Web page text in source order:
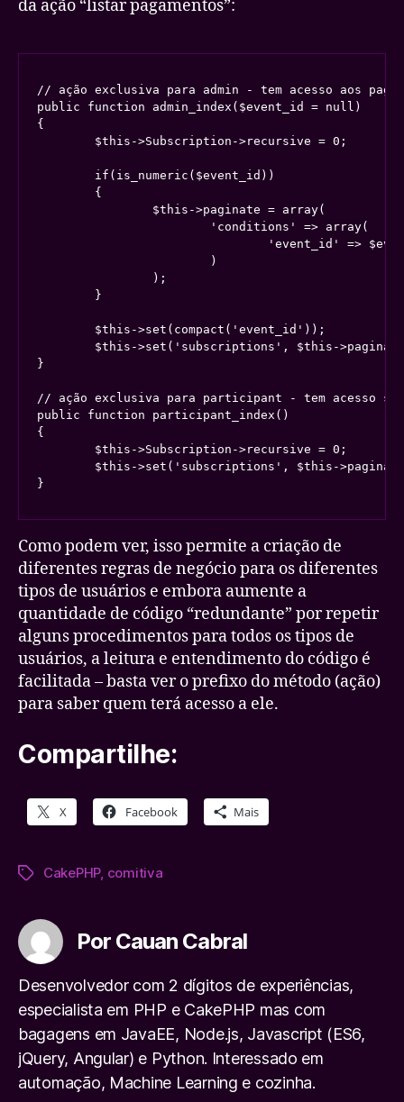
da ação “listar pagamentos”:
// ação exclusiva para admin - tem acesso aos
public function admin_index($event_id = null)
{
}
// ação exclusiva para participant - tem acesso
public function participant_index()
{
Como podem ver, isso permite a criação de
diferentes regras de negócio para os diferentes
tipos de usuários e embora aumente a
quantidade de código “redundante” por repetir
alguns procedimentos para todos os tipos de
usuários, a leitura e entendimento do código é
facilitada – basta ver o prefixo do método (ação)
para saber quem terá acesso a ele.
Compartilhe:
X Facebook Mais
TagsCakePHP, comitiva
Por Cauan Cabral
Desenvolvedor com 2 dígitos de experiências,
especialista em PHP e CakePHP mas com
bagagens em JavaEE, Node.js, Javascript (ES6,
jQuery, Angular) e Python. Interessado em
automação, Machine Learning e cozinha.